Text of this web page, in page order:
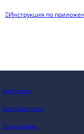
Инструкция по
Контакты
Безопасность
Выпускнику